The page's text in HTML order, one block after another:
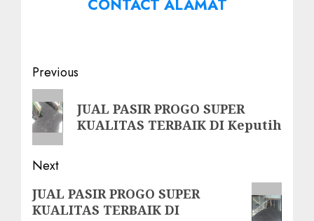
CONTACT ALAMAT
Post
navigation
Previous
Previous
post:
JUAL PASIR PROGO SUPER
KUALITAS TERBAIK DI Keputih
Next
Next
post:
JUAL PASIR PROGO SUPER
KUALITAS TERBAIK DI